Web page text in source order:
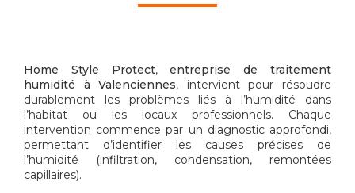
Home Style Protect,entreprise de traitement
humidité à Valenciennes, intervient pour résoudre
durablement les problèmes liés à l’humidité dans
l’habitat ou les locaux professionnels. Chaque
intervention commence par un diagnostic approfondi,
permettant d’identifier les causes précises de
l’humidité (infiltration, condensation, remontées
capillaires).